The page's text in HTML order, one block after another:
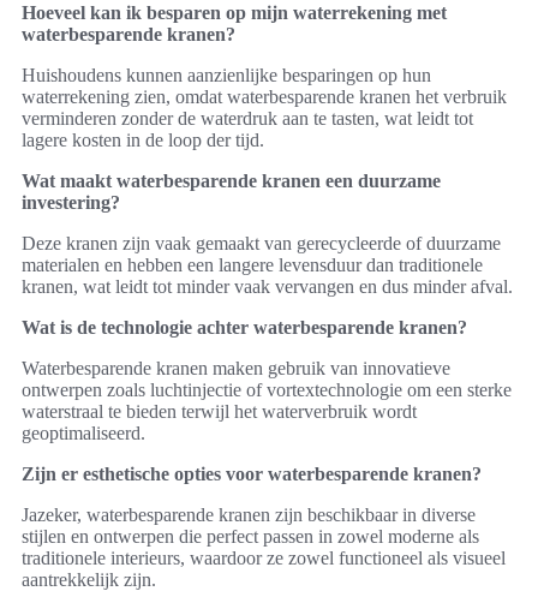
Hoeveel kan ik besparen op mijn waterrekening met
waterbesparende kranen?
Huishoudens kunnen aanzienlijke besparingen op hun
waterrekening zien, omdat waterbesparende kranen het verbruik
verminderen zonder de waterdruk aan te tasten, wat leidt tot
lagere kosten in de loop der tijd.
Wat maakt waterbesparende kranen een duurzame
investering?
Deze kranen zijn vaak gemaakt van gerecycleerde of duurzame
materialen en hebben een langere levensduur dan traditionele
kranen, wat leidt tot minder vaak vervangen en dus minder afval.
Wat is de technologie achter waterbesparende kranen?
Waterbesparende kranen maken gebruik van innovatieve
ontwerpen zoals luchtinjectie of vortextechnologie om een sterke
waterstraal te bieden terwijl het waterverbruik wordt
geoptimaliseerd.
Zijn er esthetische opties voor waterbesparende kranen?
Jazeker, waterbesparende kranen zijn beschikbaar in diverse
stijlen en ontwerpen die perfect passen in zowel moderne als
traditionele interieurs, waardoor ze zowel functioneel als visueel
aantrekkelijk zijn.